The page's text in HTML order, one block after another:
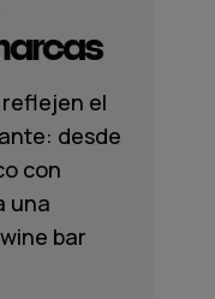
el
desde
con
una
bar